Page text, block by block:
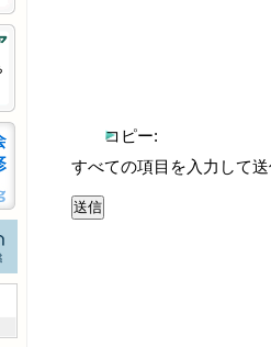
コピー:
すべての項目を入力して